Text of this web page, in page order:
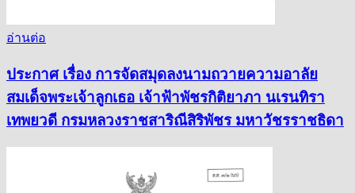
อ่านต่อ
ประกาศ เรื่อง การจัดสมุดลงนามถวายความอาลัย
สมเด็จพระเจ้าลูกเธอ เจ้าฟ้าพัชรกิติยาภา นเรนทิรา
เทพยวดี กรมหลวงราชสาริณีสิริพัชร มหาวัชรราชธิดา